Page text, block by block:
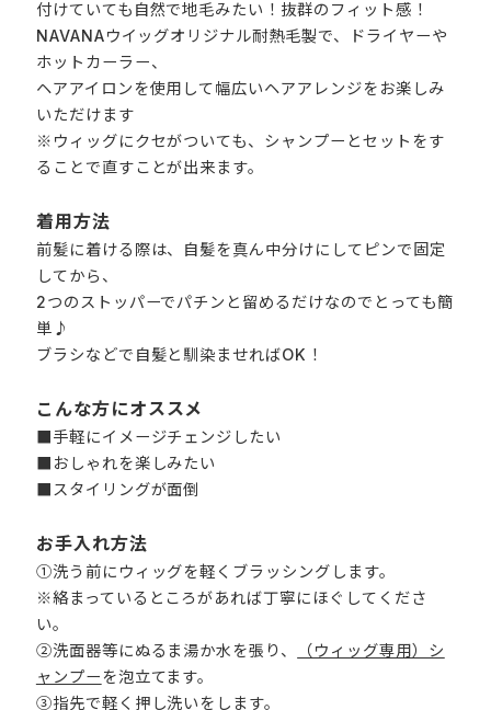
付けていても自然で地毛みたい！抜群のフィット感！
NAVANAウイッグオリジナル耐熱毛製で、ドライヤーや
ホットカーラー、
ヘアアイロンを使用して幅広いヘアアレンジをお楽しみ
いただけます
※ウィッグにクセがついても、シャンプーとセットをす
ることで直すことが出来ます。
着用方法
前髪に着ける際は、自髪を真ん中分けにしてピンで固定
してから、
2つのストッパーでパチンと留めるだけなのでとっても簡
単♪
ブラシなどで自髪と馴染ませればOK！
こんな方にオススメ
■手軽にイメージチェンジしたい
■おしゃれを楽しみたい
■スタイリングが面倒
お手入れ方法
①洗う前にウィッグを軽くブラッシングします。
※絡まっているところがあれば丁寧にほぐしてくださ
い。
②洗面器等にぬるま湯か水を張り、
（ウィッグ専用）シ
ャンプー を泡立てます。
③指先で軽く押し洗いをします。